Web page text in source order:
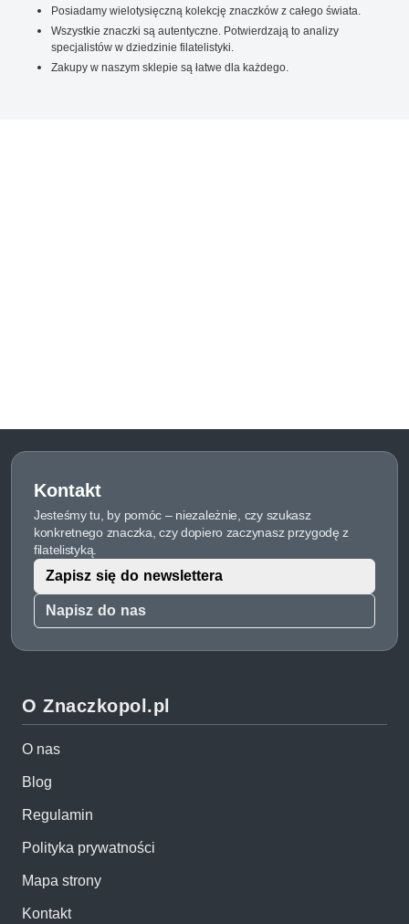
Posiadamy wielotysięczną kolekcję znaczków z całego świata.
Wszystkie znaczki są autentyczne. Potwierdzają to analizy
specjalistów w dziedzinie filatelistyki.
Zakupy w naszym sklepie są łatwe dla każdego.
Kontakt
Jesteśmy tu, by pomóc – niezależnie, czy szukasz
konkretnego znaczka, czy dopiero zaczynasz przygodę z
filatelistyką.
Napisz do nas
Zapisz się do newslettera
O Znaczkopol.pl
O nas
Blog
Regulamin
Polityka prywatności
Mapa strony
Kontakt